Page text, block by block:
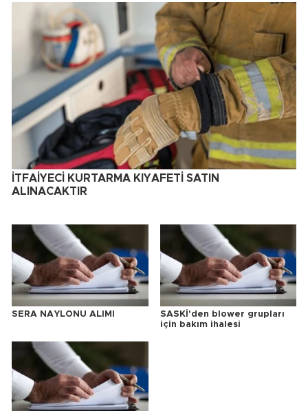
İTFAİYECİ KURTARMA KIYAFETİ SATIN
ALINACAKTIR
SERA NAYLONU ALIMI
SASKİ'den blower grupları
için bakım ihalesi